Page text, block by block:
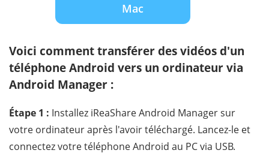
Mac
Voici comment transférer des vidéos d'un
téléphone Android vers un ordinateur via
Android Manager :
Étape 1 : Installez iReaShare Android Manager sur
votre ordinateur après l'avoir téléchargé. Lancez-le et
connectez votre téléphone Android au PC via USB.